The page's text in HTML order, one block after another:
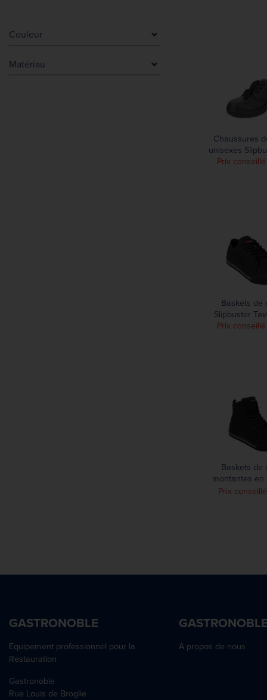
Couleur
Noir
Matériau
Chaussures
unisexes
Prix
Baskets de
Slipbuster
Prix
Baskets de
montantes en
Slipbuster
Prix
GASTRONOBLE
Equipement professionnel pour la
Restauration
Gastronoble
Rue Louis de Broglie
A propos de nous